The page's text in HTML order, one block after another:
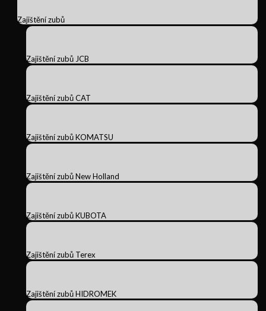
Zajištění zubů
Zajištění zubů JCB
Zajištění zubů CAT
Zajištění zubů KOMATSU
Zajištění zubů New Holland
Zajištění zubů KUBOTA
Zajištění zubů Terex
Zajištění zubů HIDROMEK